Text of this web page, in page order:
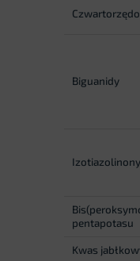
Biguanidy
Izotiazolinony
pentapotasu
Kwas